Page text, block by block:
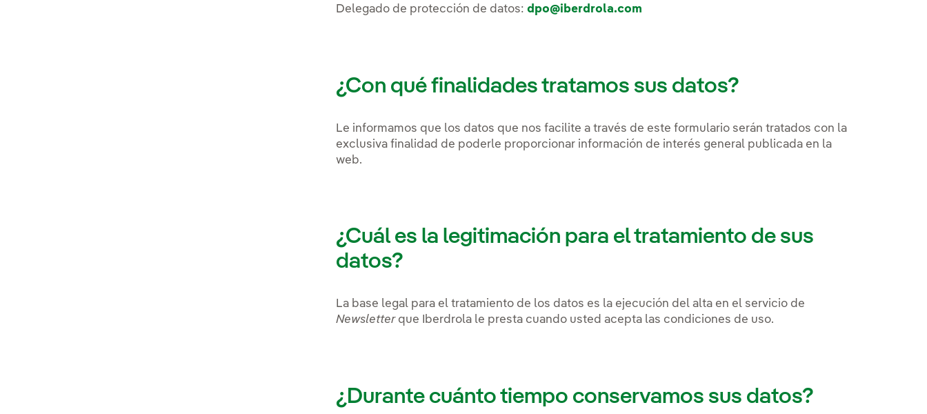
Delegado de protección de datos:dpo@iberdrola.com
¿Con qué finalidades tratamos sus datos?
Le informamos que los datos que nos facilite a través de este formulario serán tratados con la
exclusiva finalidad de poderle proporcionar información de interés general publicada en la
web.
¿Cuál es la legitimación para el tratamiento de sus
datos?
La base legal para el tratamiento de los datos es la ejecución del alta en el servicio de
Newsletter que Iberdrola le presta cuando usted acepta las condiciones de uso.
¿Durante cuánto tiempo conservamos sus datos?